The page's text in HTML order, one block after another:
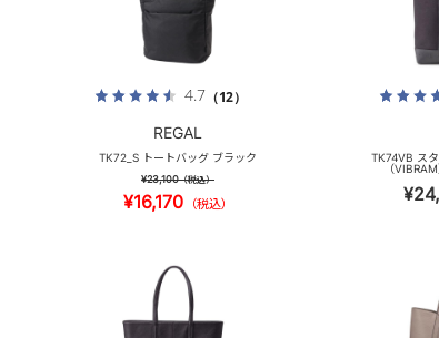
4.7（12）
REGAL
TK72_S トートバッグ ブラック
¥23,100（税込）
¥16,170 （税込）
TK74VB ス
（